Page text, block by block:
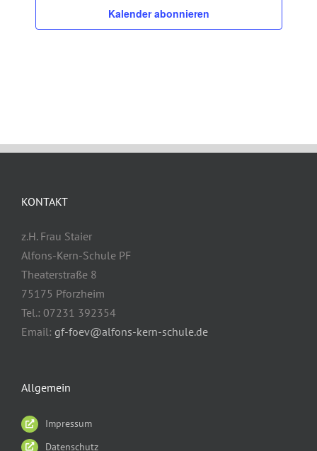
Kalender abonnieren
KONTAKT
z.H. Frau Staier
Alfons-Kern-Schule PF
Theaterstraße 8
75175 Pforzheim
Tel.: 07231 392354
Email: gf-foev@alfons-kern-schule.de
Allgemein
Impressum
Datenschutz